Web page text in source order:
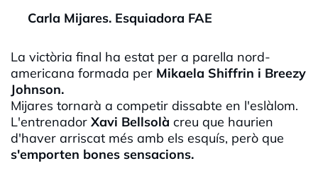
Carla Mijares. Esquiadora FAE
La victòria final ha estat per a parella nord-
americana formada per Mikaela Shiffrin i Breezy
Johnson.
Mijares tornarà a competir dissabte en l'eslàlom.
L'entrenador Xavi Bellsolà creu que haurien
d'haver arriscat més amb els esquís, però que
s'emporten bones sensacions.